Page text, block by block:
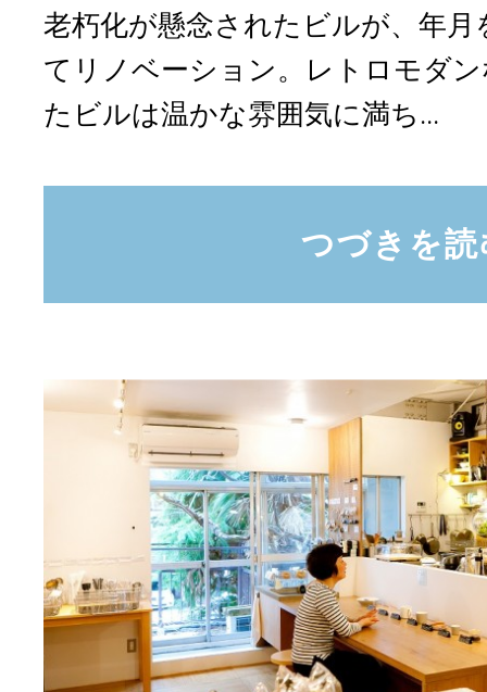
老朽化が懸念されたビルが、年
てリノベーション。レトロモダ
たビルは温かな雰囲気に満ち...
つづきを読